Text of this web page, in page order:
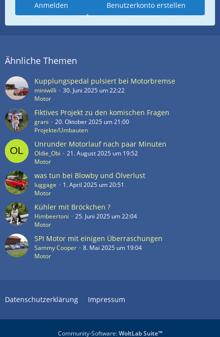
Benutzerkonto erstellen
Anmelden
Ähnliche Themen
Kupplungspedal pulsiert bei Motorbremse
miniwilli
30. Juni 2025 um 22:22
Motor
Fiktives Projekt zu den komischen Fragen
grani
20. Oktober 2025 um 21:00
Projekte/Umbauten
Unrunder Motorlauf nach paar Minuten
Oldie_Obi
21. August 2025 um 19:52
Motor
was tun bei Blowby und Ölverlust
luggage
1. April 2025 um 20:51
Motor
Kühler mit Bröckchen ?
Himbeertoni
25. Juni 2025 um 22:04
Motor
SPI Motor mit einigen Überraschungen
Sammy Cooper
8. Mai 2025 um 19:04
Motor
Datenschutzerklärung Impressum
Community-Software:WoltLab Suite™